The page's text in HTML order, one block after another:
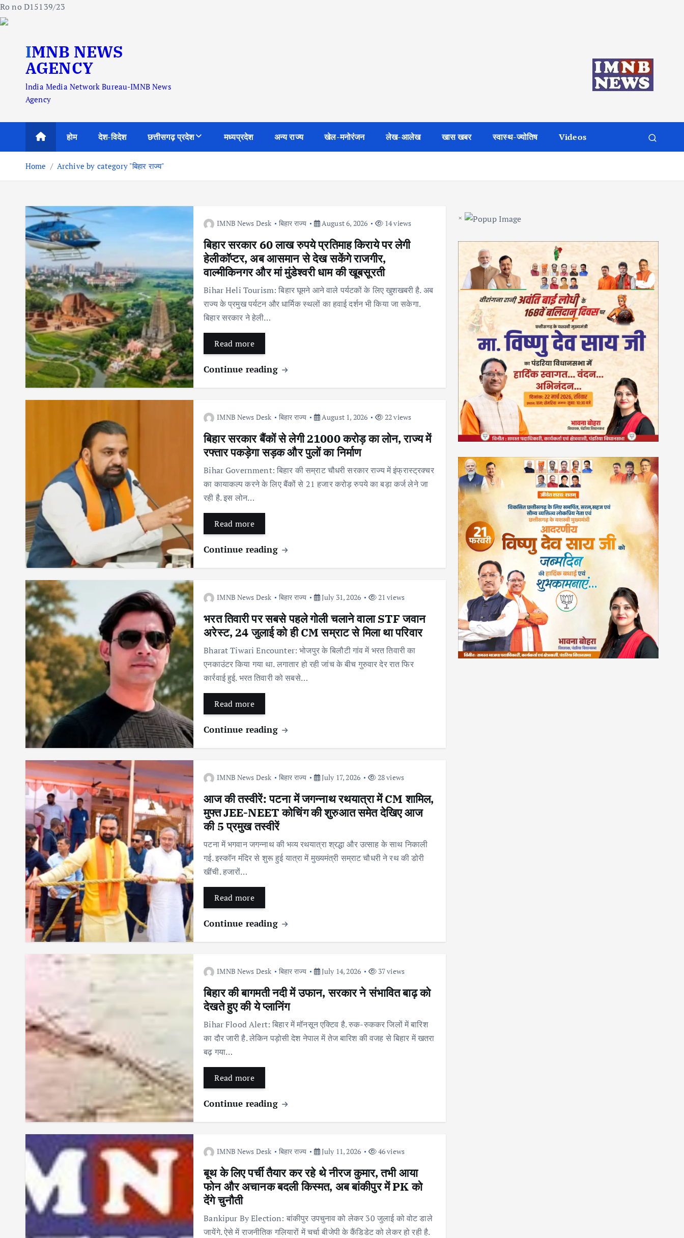
Ro no D15139/23
IMNB NEWS
AGENCY
lndia Media Network Bureau-IMNB News
Agency
होम देश-विदेश छत्तीसगढ़ प्रदेश मध्यप्रदेश अन्य राज्य खेल-मनोरंजन लेख-आलेख खास खबर स्वास्थ-ज्योतिष Videos
Home Archive by category "बिहार राज्य"
IMNB News Desk बिहार राज्य August 6, 2026 14 views
बिहार सरकार 60 लाख रुपये प्रतिमाह किराये पर लेगी
हेलीकॉप्टर, अब आसमान से देख सकेंगे राजगीर,
वाल्मीकिनगर और मां मुंडेश्वरी धाम की खूबसूरती
Bihar Heli Tourism: बिहार घूमने आने वाले पर्यटकों के लिए खुशखबरी है. अब
राज्य के प्रमुख पर्यटन और धार्मिक स्थलों का हवाई दर्शन भी किया जा सकेगा.
बिहार सरकार ने हेली…
Read more
Continue reading
IMNB News Desk बिहार राज्य August 1, 2026 22 views
बिहार सरकार बैंकों से लेगी 21000 करोड़ का लोन, राज्य में
रफ्तार पकड़ेगा सड़क और पुलों का निर्माण
Bihar Government: बिहार की सम्राट चौधरी सरकार राज्य में इंफ्रास्ट्रक्चर
का कायाकल्प करने के लिए बैंकों से 21 हजार करोड़ रुपये का बड़ा कर्ज लेने जा
रही है. इस लोन…
Read more
Continue reading
IMNB News Desk बिहार राज्य July 31, 2026 21 views
भरत तिवारी पर सबसे पहले गोली चलाने वाला STF जवान
अरेस्ट, 24 जुलाई को ही CM सम्राट से मिला था परिवार
Bharat Tiwari Encounter: भोजपुर के बिलौटी गांव में भरत तिवारी का
एनकाउंटर किया गया था. लगातार हो रही जांच के बीच गुरुवार देर रात फिर
कार्रवाई हुई. भरत तिवारी को सबसे…
Read more
Continue reading
IMNB News Desk बिहार राज्य July 17, 2026 28 views
आज की तस्वीरें: पटना में जगन्नाथ रथयात्रा में CM शामिल,
मुफ्त JEE-NEET कोचिंग की शुरुआत समेत देखिए आज
की 5 प्रमुख तस्वीरें
पटना में भगवान जगन्नाथ की भव्य रथयात्रा श्रद्धा और उत्साह के साथ निकाली
गई. इस्कॉन मंदिर से शुरू हुई यात्रा में मुख्यमंत्री सम्राट चौधरी ने रथ की डोरी
खींची. हजारों…
Read more
Continue reading
IMNB News Desk बिहार राज्य July 14, 2026 37 views
बिहार की बागमती नदी में उफान, सरकार ने संभावित बाढ़ को
देखते हुए की ये प्लानिंग
Bihar Flood Alert: बिहार में मॉनसून एक्टिव है. रुक-रुककर जिलों में बारिश
का दौर जारी है. लेकिन पड़ोसी देश नेपाल में तेज बारिश की वजह से बिहार में खतरा
बढ़ गया…
Read more
Continue reading
IMNB News Desk बिहार राज्य July 11, 2026 46 views
बूथ के लिए पर्ची तैयार कर रहे थे नीरज कुमार, तभी आया
फोन और अचानक बदली किस्मत, अब बांकीपुर में PK को
देंगे चुनौती
Bankipur By Election: बांकीपुर उपचुनाव को लेकर 30 जुलाई को वोट डाले
जायेंगे. ऐसे में राजनीतिक गलियारों में चर्चा बीजेपी के कैंडिडेट को लेकर हो रही है.
×